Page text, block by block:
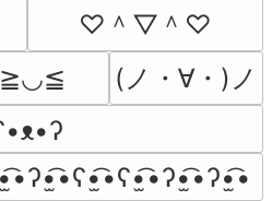
♡＾▽＾♡
≧◡≦
(ノ・∀・)ノ